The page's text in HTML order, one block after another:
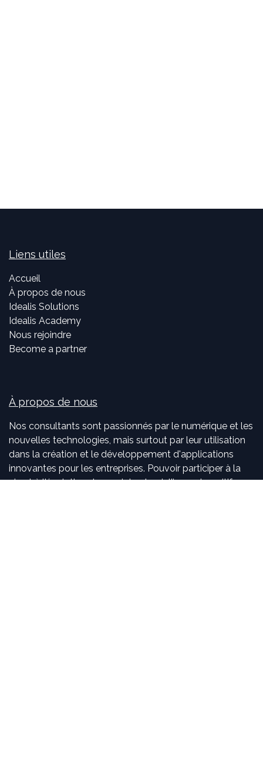
Liens utiles
Accueil
À propos de nous
Idealis Solutions
Idealis Academy
Nous rejoindre
Become a partner
À propos de nous
Nos consultants sont passionnés par le numérique et les
nouvelles technologies, mais surtout par leur utilisation
dans la création et le développement d'applications
innovantes pour les entreprises. Pouvoir participer à la
vie et à l'évolution des projets et voir l'impact positif que